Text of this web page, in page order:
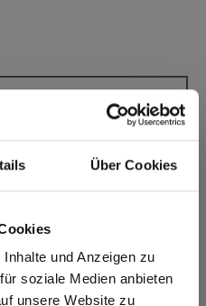
Über Cookies
und Anzeigen zu
soziale Medien anbieten
unsere Website zu
- HPL 0648 Dark
Y80R
40-61-85